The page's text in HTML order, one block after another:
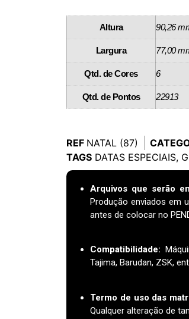
Altura 90,26
Largura 77,00
Qtd. de Cores 6
Qtd. de Pontos 22913
REF NATAL (87)
TAGS DATAS ESPECIAIS,
Arquivos que serão
Produção enviados em
antes de colocar no
Compatibilidade:
Tajima, Barudan, ZSK,
Termo de uso das
Qualquer alteração de